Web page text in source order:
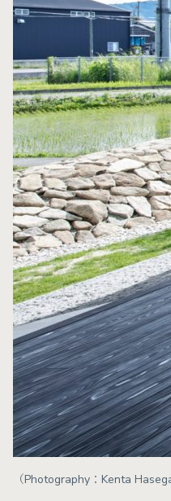
（Photography：Kenta